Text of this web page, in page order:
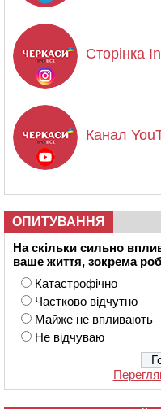
Сторінка
Канал
ОПИТУВАННЯ
На скільки сильно
ваше життя, зокрема
Катастрофічно
Частково відчутно
Майже не впливають
Не відчуваю